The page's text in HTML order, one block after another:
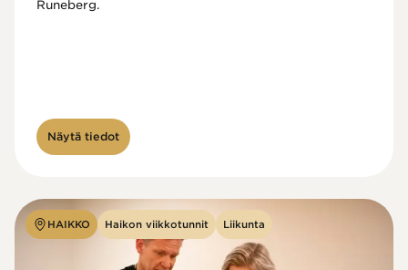
Näytä tiedot
HAIKKO Haikon viikkotunnit Liikunta